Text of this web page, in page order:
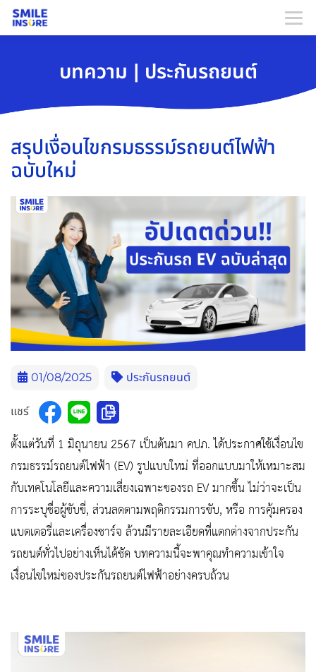
บทความ | ประกันรถยนต์
สรุปเงื่อนไขกรมธรรม์รถยนต์ไฟฟ้า
ฉบับใหม่
01/08/2025 ประกันรถยนต์
แชร์
ตั้งแต่วันที่ 1 มิถุนายน 2567 เป็นต้นมา คปภ. ได้ประกาศใช้เงื่อนไข
กรมธรรม์รถยนต์ไฟฟ้า (EV) รูปแบบใหม่ ที่ออกแบบมาให้เหมาะสม
กับเทคโนโลยีและความเสี่ยงเฉพาะของรถ EV มากขึ้น ไม่ว่าจะเป็น
การระบุชื่อผู้ขับขี่, ส่วนลดตามพฤติกรรมการขับ, หรือ การคุ้มครอง
แบตเตอรี่และเครื่องชาร์จ ล้วนมีรายละเอียดที่แตกต่างจากประกัน
รถยนต์ทั่วไปอย่างเห็นได้ชัด บทความนี้จะพาคุณทำความเข้าใจ
เงื่อนไขใหม่ของประกันรถยนต์ไฟฟ้าอย่างครบถ้วน